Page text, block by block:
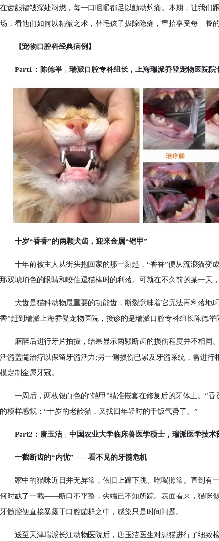
在齿龈褶皱深处闷燃，每一口咀嚼都足以触动灼痛。本期，让我们
场，看他们如何以精微之术，替毛孩子拔除隐痛，重拾享受每一餐
【宠物口腔科经典病例】
Part1：陈德举，瑞派口腔专科组长，上海瑞派乔登宠物医院院
十岁“香香”的两颗犬齿，迎来金属“铠甲”
十年前被主人从街头抱回家的那一刻起，“香香”便从流浪猫变
那双琥珀色的眼睛和咬住逗猫棒时的利落。可就在不久前的某一
犬齿是猫科动物最重要的功能齿，断裂意味着它无法再利落地
香”赶到瑞派上海乔登宠物医院，接诊的是瑞派口腔专科组长陈德举
麻醉后进行牙片拍摄，结果显示两颗断齿的损伤程度并不相同
活髓盖髓治疗以保留牙髓活力;另一侧损伤已累及牙髓系统，需进
模定制金属牙冠。
一周后，两枚银白色的“铠甲”精准嵌套在修复后的牙体上。“香
的模样感慨：“十岁的老龄猫，又找回年轻时的干饭气势了。”
Part2：唐玉洁，中国农业大学临床兽医学硕士，瑞派医学技
一截断齿的“内忧”——看不见的牙髓危机
家中的猫咪近日并无异常，依旧上蹿下跳、吃喝照常。直到有
何时缺了一截——断口不平整，尖端已不知所踪。表面看来，猫咪
牙髓腔便直接暴露于口腔菌群之中，感染只是时间问题。
送至天津瑞派长江动物医院后，唐玉洁医生对患猫进行了细致